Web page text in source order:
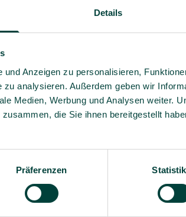
Details
Anzeigen zu personalisieren,
zu analysieren. Außerdem geben wir
Medien, Werbung und Analysen weiter.
die Sie ihnen bereitgestellt
Präferenzen
und praxisnahe
relevant und
Ja, ich
Es gilt